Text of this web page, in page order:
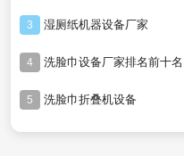
3 湿厕纸机器设备厂家
4 洗脸巾设备厂家排名前十名
5 洗脸巾折叠机设备